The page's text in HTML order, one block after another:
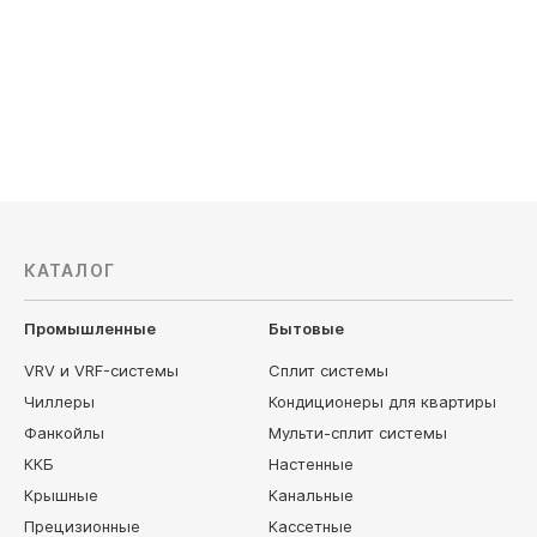
КАТАЛОГ
Промышленные
VRV и VRF-системы
Чиллеры
Фанкойлы
ККБ
Крышные
Прецизионные
Бытовые
Сплит системы
Кондиционеры для квартиры
Мульти-сплит системы
Настенные
Канальные
Кассетные